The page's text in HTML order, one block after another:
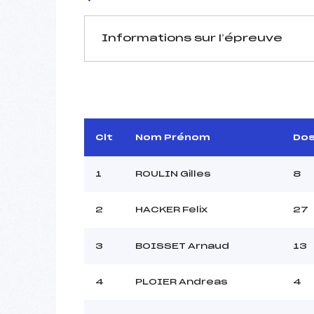
Informations sur l’épreuve
Arbitre :
Assistant :
MANCHE 1
Ouvreurs A :
Clt Nom Prénom
1 ROULIN Gilles 8
2 HACKER Felix 27
3 BOISSET Arnaud 13
4 PLOIER Andreas 4